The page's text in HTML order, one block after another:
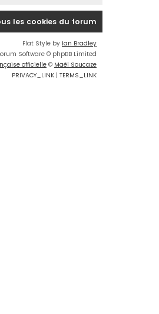
les cookies du forum
Flat Style by Ian Bradley
Software © phpBB Limited
officielle © Maël Soucaze
PRIVACY_LINK | TERMS_LINK